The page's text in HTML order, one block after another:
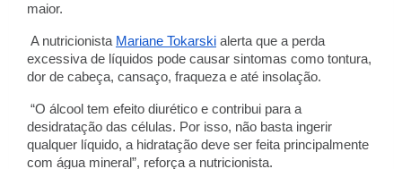
maior.
A nutricionista Mariane Tokarski alerta que a perda
excessiva de líquidos pode causar sintomas como tontura,
dor de cabeça, cansaço, fraqueza e até insolação.
“O álcool tem efeito diurético e contribui para a
desidratação das células. Por isso, não basta ingerir
qualquer líquido, a hidratação deve ser feita principalmente
com água mineral”, reforça a nutricionista.